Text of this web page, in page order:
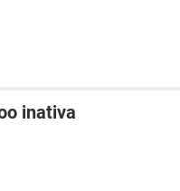
inativa